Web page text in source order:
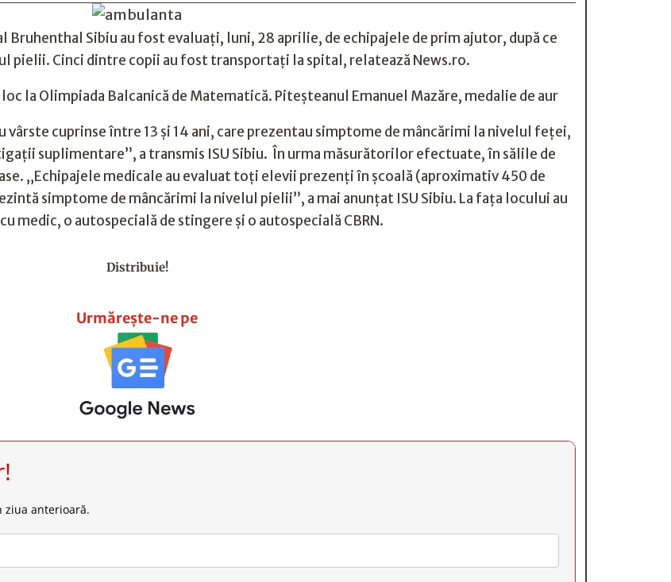
Sibiu au fost evaluați, luni, 28 aprilie, de echipajele de prim ajutor, după ce
pielii. Cinci dintre copii au fost transportați la spital, relatează News.ro.
la Olimpiada Balcanică de Matematică. Piteșteanul Emanuel Mazăre, medalie de aur
cuprinse între 13 şi 14 ani, care prezentau simptome de mâncărimi la nivelul feţei,
suplimentare”, a transmis ISU Sibiu. În urma măsurătorilor efectuate, în sălile de
„Echipajele medicale au evaluat toţi elevii prezenţi în şcoală (aproximativ 450 de
simptome de mâncărimi la nivelul pielii”, a mai anunțat ISU Sibiu. La faţa locului au
medic, o autospecială de stingere şi o autospecială CBRN.
Distribuie!
Urmărește-ne pe
anterioară.